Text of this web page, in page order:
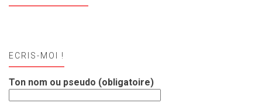
ECRIS-MOI !
Ton nom ou pseudo (obligatoire)